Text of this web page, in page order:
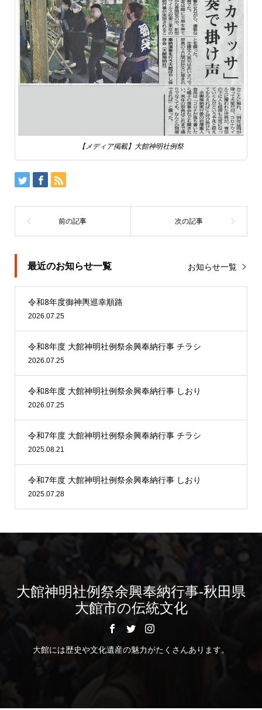
【メディア掲載】大館神明社例祭
最近のお知らせ一覧 お知らせ一覧
令和8年度御神輿巡幸順路
2026.07.25
令和8年度 大館神明社例祭余興奉納行事 チラシ
2026.07.25
令和8年度 大館神明社例祭余興奉納行事 しおり
2026.07.25
令和7年度 大館神明社例祭余興奉納行事 チラシ
2025.08.21
令和7年度 大館神明社例祭余興奉納行事 しおり
2025.07.28
大館神明社例祭余興奉納行事-秋田県
大館市の伝統文化
大館には歴史や文化遺産の魅力がたくさんあります。